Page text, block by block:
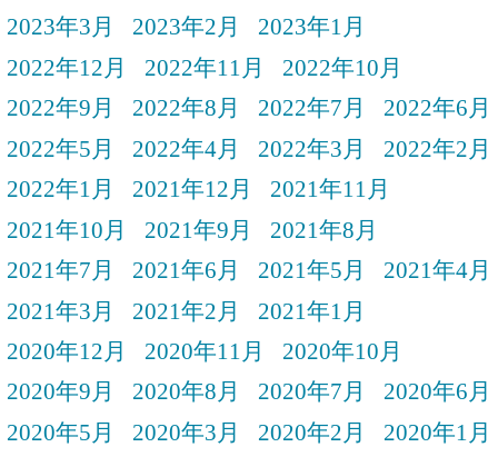
2023年3月
2023年2月
2023年1月
2022年12月
2022年11月
2022年10月
2022年9月
2022年8月 2022年7月
2022年6月
2022年5月
2022年4月 2022年3月
2022年2月
2022年1月
2021年12月
2021年11月
2021年10月
2021年9月
2021年8月
2021年7月
2021年6月 2021年5月
2021年4月
2021年3月
2021年2月
2021年1月
2020年12月
2020年11月
2020年10月
2020年9月
2020年8月 2020年7月
2020年6月
2020年5月
2020年3月 2020年2月
2020年1月